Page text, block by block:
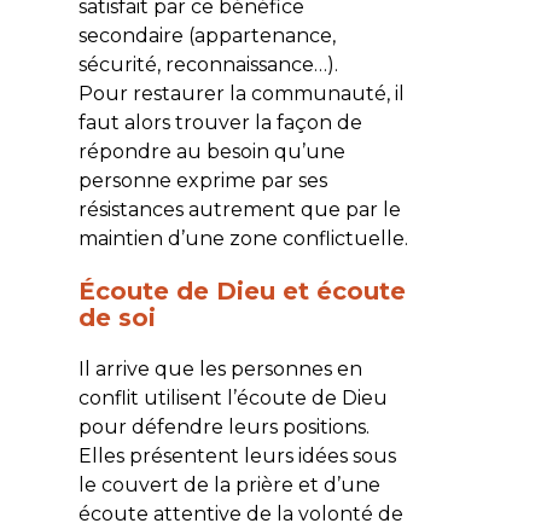
satisfait par ce bénéfice
secondaire (appartenance,
sécurité, reconnaissance…).
Pour restaurer la communauté, il
faut alors trouver la façon de
répondre au besoin qu’une
personne exprime par ses
résistances autrement que par le
maintien d’une zone conflictuelle.
Écoute de Dieu et écoute
de soi
Il arrive que les personnes en
conflit utilisent l’écoute de Dieu
pour défendre leurs positions.
Elles présentent leurs idées sous
le couvert de la prière et d’une
écoute attentive de la volonté de